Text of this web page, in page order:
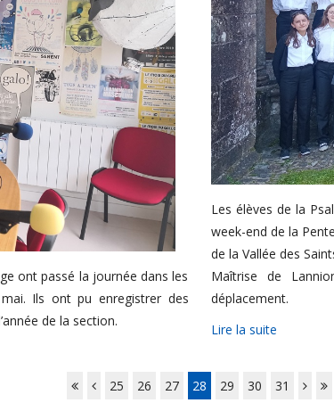
ont passé la journée dans les
Ils ont pu enregistrer des
de la section.
Les élèves de la
week-end de la
de la Vallée des
Maîtrise de
déplacement.
Lire la suite
25 26 27 28 29 30 31